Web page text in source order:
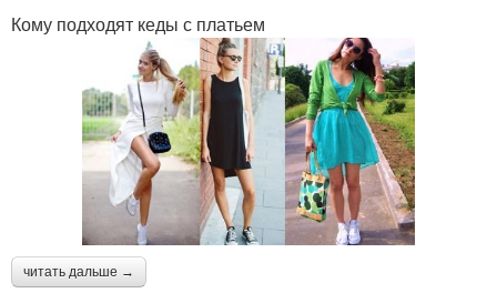
Кому подходят кеды с платьем
читать дальше →